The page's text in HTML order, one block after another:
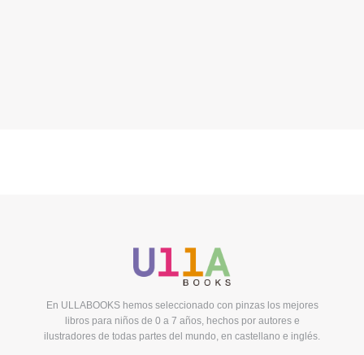
En ULLABOOKS hemos seleccionado con pinzas los mejores
libros para niños de 0 a 7 años, hechos por autores e
ilustradores de todas partes del mundo, en castellano e inglés.